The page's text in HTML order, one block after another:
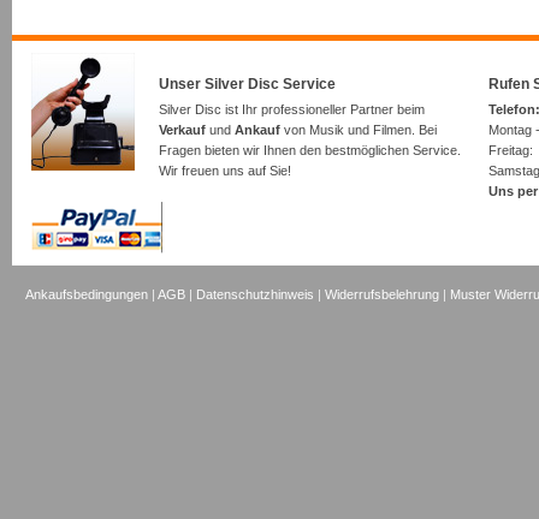
Unser Silver Disc Service
Silver Disc ist Ihr professioneller Partner beim
Verkauf und Ankauf von Musik und Filmen. Bei
Fragen bieten wir Ihnen den bestmöglichen Service.
Wir freuen uns auf Sie!
Rufen
Montag
Uns
Ankaufsbedingungen |AGB | Datenschutzhinweis |Widerrufsbelehrung | Muster